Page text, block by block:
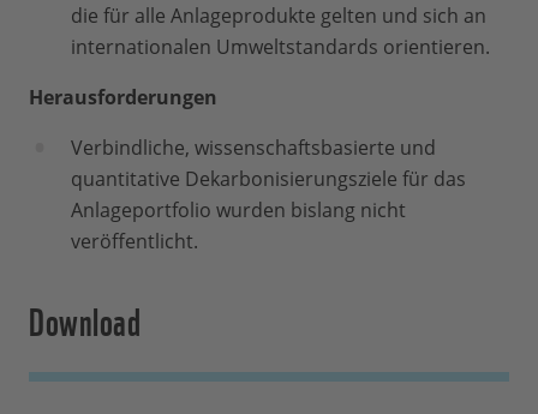
die für alle Anlageprodukte gelten und sich an
internationalen Umweltstandards orientieren.
Herausforderungen
Verbindliche, wissenschaftsbasierte und
quantitative Dekarbonisierungsziele für das
Anlageportfolio wurden bislang nicht
veröffentlicht.
Download